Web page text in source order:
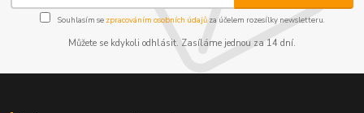
Souhlasím se zpracováním osobních údajůza účelem rozesílky newsletteru.
Můžete se kdykoli odhlásit. Zasíláme jednou za 14 dní.